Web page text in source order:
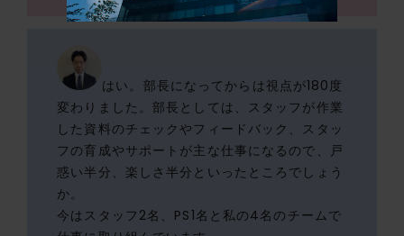
はい。部長になってからは視点が180度
変わりました。部長としては、スタッフが作業
した資料のチェックやフィードバック、スタッ
フの育成やサポートが主な仕事になるので、戸
惑い半分、楽しさ半分といったところでしょう
か。
今はスタッフ2名、PS1名と私の4名のチームで